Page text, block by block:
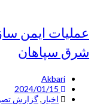
عملیات ایمن
شرق سپاهان
Akbari
اخبار ,گزارش